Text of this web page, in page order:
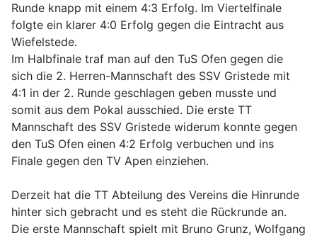
Runde knapp mit einem 4:3 Erfolg. Im Viertelfinale
folgte ein klarer 4:0 Erfolg gegen die Eintracht aus
Wiefelstede.
Im Halbfinale traf man auf den TuS Ofen gegen die
sich die 2. Herren-Mannschaft des SSV Gristede mit
4:1 in der 2. Runde geschlagen geben musste und
somit aus dem Pokal ausschied. Die erste TT
Mannschaft des SSV Gristede widerum konnte gegen
den TuS Ofen einen 4:2 Erfolg verbuchen und ins
Finale gegen den TV Apen einziehen.
Derzeit hat die TT Abteilung des Vereins die Hinrunde
hinter sich gebracht und es steht die Rückrunde an.
Die erste Mannschaft spielt mit Bruno Grunz, Wolfgang